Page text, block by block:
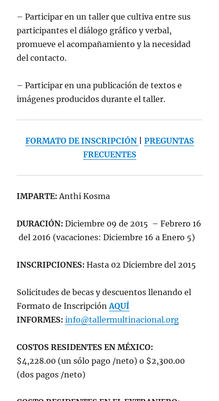
– Participar en un taller que cultiva entre sus
participantes el diálogo gráfico y verbal,
promueve el acompañamiento y la necesidad
del contacto.
– Participar en una publicación de textos e
imágenes producidos durante el taller.
FORMATO DE INSCRIPCIÓN
PREGUNTAS
FRECUENTES
IMPARTE:Anthi Kosma
DURACIÓN: Diciembre 09 de 2015 – Febrero 16
del 2016 (vacaciones: Diciembre 16 a Enero 5)
INSCRIPCIONES: Hasta 02 Diciembre del 2015
Solicitudes de becas y descuentos llenando el
Formato de InscripciónAQUÍ
INFORMES:info@tallermultinacional.org
COSTOS RESIDENTES EN MÉXICO:
$4,228.00 (un sólo pago /neto) o $2,300.00
(dos pagos /neto)